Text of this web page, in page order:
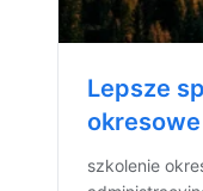
Lepsze
szkolenie